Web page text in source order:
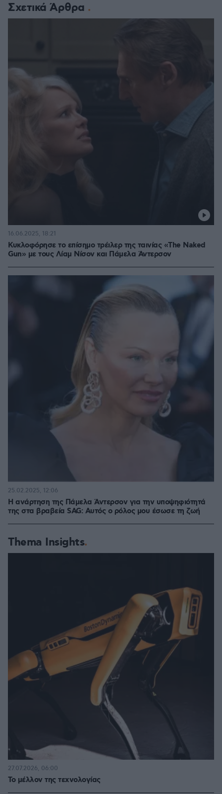
Σχετικά Άρθρα
Κυκλοφόρησε το επίσημο τρέιλερ της ταινίας «The Naked
Gun» με τους Λίαμ Νίσον και Πάμελα Άντερσον
16.06.2025, 18:21
Η ανάρτηση της Πάμελα Άντερσον για την υποψηφιότητά
της στα βραβεία SAG: Αυτός ο ρόλος μου έσωσε τη ζωή
25.02.2025, 12:06
Thema Insights
Το μέλλον της τεχνολογίας
27.07.2026, 06:00